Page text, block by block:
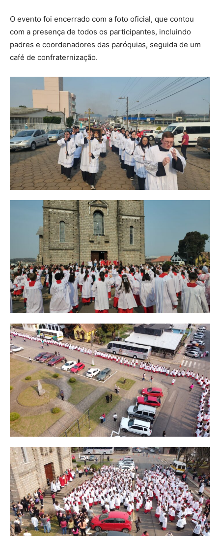
O evento foi encerrado com a foto oficial, que contou
com a presença de todos os participantes, incluindo
padres e coordenadores das paróquias, seguida de um
café de confraternização.